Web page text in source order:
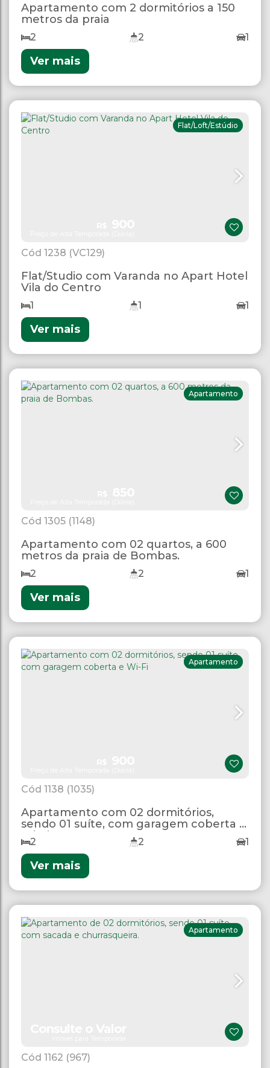
Apartamento com 2 dormitórios a 150
metros da praia
2 2 1
Ver mais
1238 (VC129)
Flat/Loft/Estúdio
Flat/Studio com Varanda no Apart Hotel
Vila do Centro
1 1 1
Ver mais
1305 (1148)
Apartamento
Apartamento com 02 quartos, a 600
metros da praia de Bombas.
2 2 1
Ver mais
1138 (1035)
Apartamento
Apartamento com 02 dormitórios,
sendo 01 suíte, com garagem coberta e
Wi-Fi
2 2 1
Ver mais
1162 (967)
Apartamento